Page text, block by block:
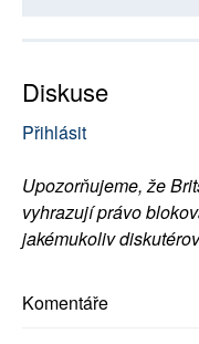
Diskuse
Přihlásit
Upozorňujeme, že
vyhrazují právo
jakémukoliv
Komentáře